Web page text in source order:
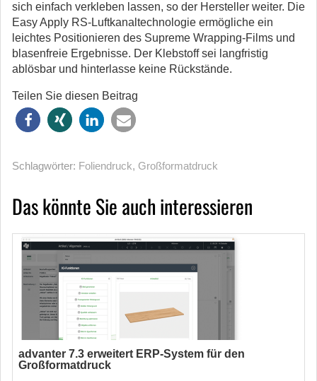
sich einfach verkleben lassen, so der Hersteller weiter. Die
Easy Apply RS-Luftkanaltechnologie ermögliche ein
leichtes Positionieren des Supreme Wrapping-Films und
blasenfreie Ergebnisse. Der Klebstoff sei langfristig
ablösbar und hinterlasse keine Rückstände.
Teilen Sie diesen Beitrag
Schlagwörter: Foliendruck, Großformatdruck
Das könnte Sie auch interessieren
advanter 7.3 erweitert ERP-System für den
Großformatdruck